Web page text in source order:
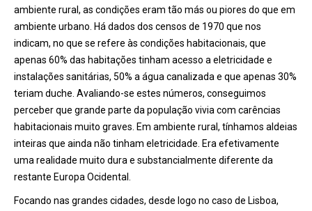
ambiente rural, as condições eram tão más ou piores do que em
ambiente urbano. Há dados dos censos de 1970 que nos
indicam, no que se refere às condições habitacionais, que
apenas 60% das habitações tinham acesso a eletricidade e
instalações sanitárias, 50% a água canalizada e que apenas 30%
teriam duche. Avaliando-se estes números, conseguimos
perceber que grande parte da população vivia com carências
habitacionais muito graves. Em ambiente rural, tínhamos aldeias
inteiras que ainda não tinham eletricidade. Era efetivamente
uma realidade muito dura e substancialmente diferente da
restante Europa Ocidental.
Focando nas grandes cidades, desde logo no caso de Lisboa,